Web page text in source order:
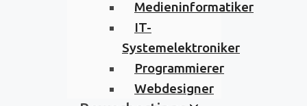
Medieninformatiker
IT-
Systemelektroniker
Programmierer
Webdesigner